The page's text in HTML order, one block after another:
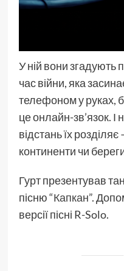
У ній вони згадують
час війни, яка
телефоном у руках,
це онлайн-зв’язок.
відстань їх
континенти чи
Гурт презентував
пісню“Капкан”.
версії пісні R-Solo.